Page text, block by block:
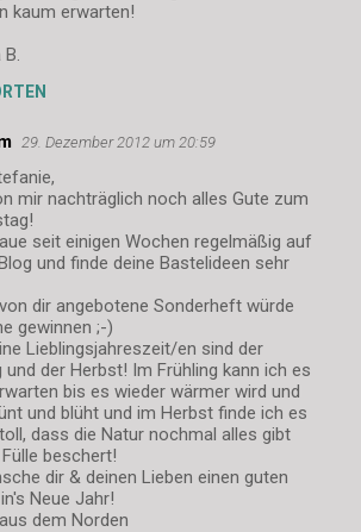
kaum erwarten!
29. Dezember 2012 um 20:59
mir nachträglich noch alles Gute zum
seit einigen Wochen regelmäßig auf
und finde deine Bastelideen sehr
dir angebotene Sonderheft würde
gewinnen ;-)
Lieblingsjahreszeit/en sind der
und der Herbst! Im Frühling kann ich es
bis es wieder wärmer wird und
und blüht und im Herbst finde ich es
dass die Natur nochmal alles gibt
beschert!
dir & deinen Lieben einen guten
Neue Jahr!
dem Norden